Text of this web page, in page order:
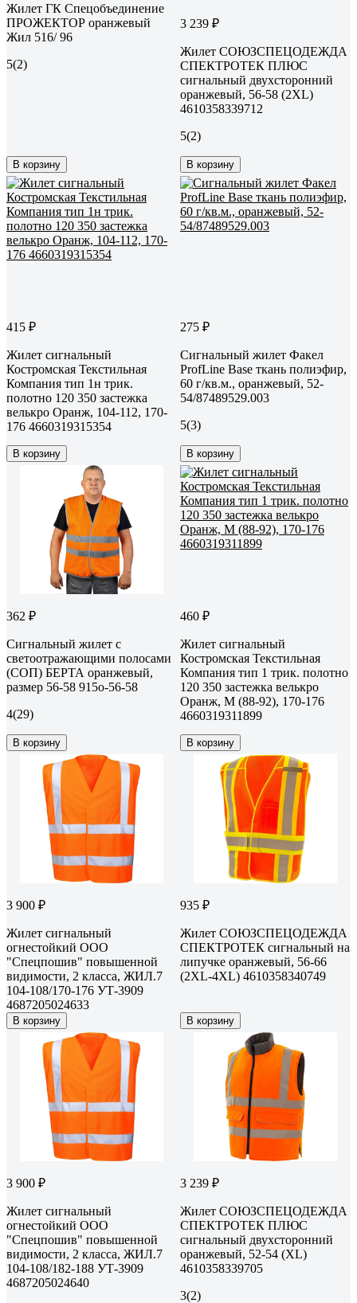
Жилет ГК Спецобъединение
ПРОЖЕКТОР оранжевый
Жил 516/ 96
5(2)
В корзину
3 239 ₽
Жилет СОЮЗСПЕЦОДЕЖДА
СПЕКТРОТЕК ПЛЮС
сигнальный двухсторонний
оранжевый, 56-58 (2XL)
4610358339712
5(2)
В корзину
415 ₽
Жилет сигнальный
Костромская Текстильная
Компания тип 1н трик.
полотно 120 350 застежка
велькро Оранж, 104-112, 170-
176 4660319315354
В корзину
275 ₽
Сигнальный жилет Факел
ProfLine Base ткань полиэфир,
60 г/кв.м., оранжевый, 52-
54/87489529.003
5(3)
В корзину
362 ₽
Сигнальный жилет с
светоотражающими полосами
(СОП) БЕРТА оранжевый,
размер 56-58 915о-56-58
4(29)
В корзину
460 ₽
Жилет сигнальный
Костромская Текстильная
Компания тип 1 трик. полотно
120 350 застежка велькро
Оранж, M (88-92), 170-176
4660319311899
В корзину
3 900 ₽
Жилет сигнальный
огнестойкий OOO
"Спецпошив" повышенной
видимости, 2 класса, ЖИЛ.7
104-108/170-176 УТ-3909
4687205024633
В корзину
935 ₽
Жилет СОЮЗСПЕЦОДЕЖДА
СПЕКТРОТЕК сигнальный на
липучке оранжевый, 56-66
(2XL-4XL) 4610358340749
В корзину
3 900 ₽
Жилет сигнальный
огнестойкий OOO
"Спецпошив" повышенной
видимости, 2 класса, ЖИЛ.7
104-108/182-188 УТ-3909
4687205024640
3 239 ₽
Жилет СОЮЗСПЕЦОДЕЖДА
СПЕКТРОТЕК ПЛЮС
сигнальный двухсторонний
оранжевый, 52-54 (XL)
4610358339705
3(2)